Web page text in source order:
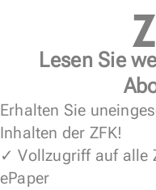
Lesen Sie
Erhalten Sie
Inhalten der ZFK!
✓ Vollzugriff auf alle
ePaper